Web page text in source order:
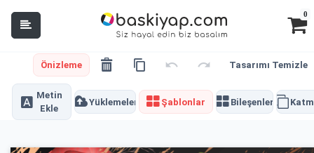
0
Önizleme Tasarımı Temizle
Metin
Ekle
Yüklemeler Şablonlar Bileşenler